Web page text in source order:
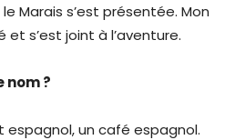
Marais s’est présentée. Mon
s’est joint à l’aventure.
nom ?
espagnol, un café espagnol.